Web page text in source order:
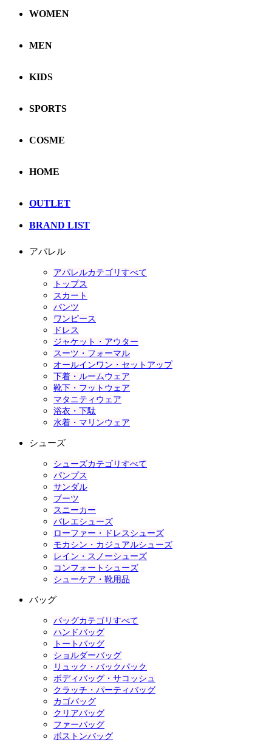
WOMEN
MEN
KIDS
SPORTS
COSME
HOME
OUTLET
BRAND LIST
アパレル
アパレルカテゴリすべて
トップス
スカート
パンツ
ワンピース
ドレス
ジャケット・アウター
スーツ・フォーマル
オールインワン・セットアップ
下着・ルームウェア
靴下・フットウェア
マタニティウェア
浴衣・下駄
水着・マリンウェア
シューズ
シューズカテゴリすべて
パンプス
サンダル
ブーツ
スニーカー
バレエシューズ
ローファー・ドレスシューズ
モカシン・カジュアルシューズ
レイン・スノーシューズ
コンフォートシューズ
シューケア・靴用品
バッグ
バッグカテゴリすべて
ハンドバッグ
トートバッグ
ショルダーバッグ
リュック・バックパック
ボディバッグ・サコッシュ
クラッチ・パーティバッグ
カゴバッグ
クリアバッグ
ファーバッグ
ボストンバッグ